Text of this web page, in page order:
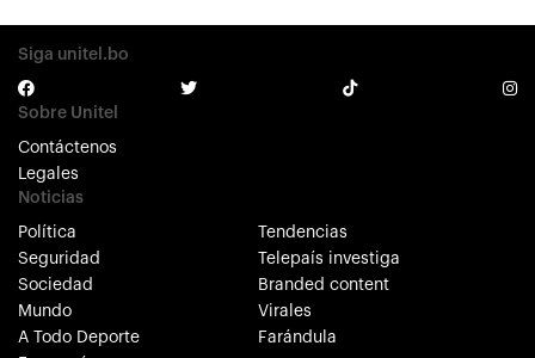
Siga unitel.bo
Sobre Unitel
Contáctenos
Legales
Noticias
Política
Seguridad
Sociedad
Mundo
A Todo Deporte
Tendencias
Telepaís investiga
Branded content
Virales
Farándula